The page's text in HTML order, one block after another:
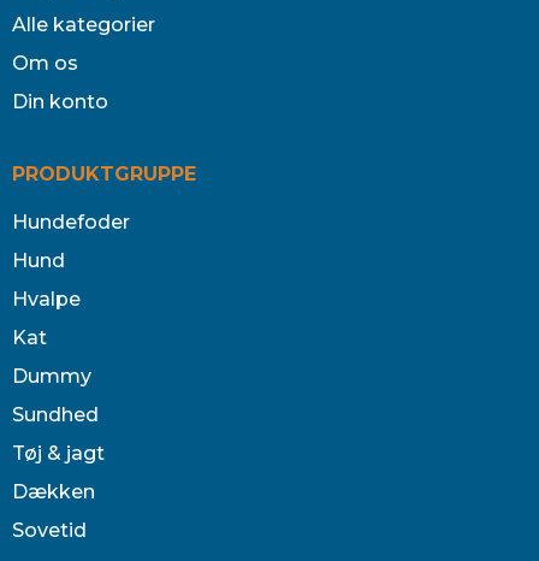
Alle kategorier
Om os
Din konto
PRODUKTGRUPPE
Hundefoder
Hund
Hvalpe
Kat
Dummy
Sundhed
Tøj & jagt
Dækken
Sovetid